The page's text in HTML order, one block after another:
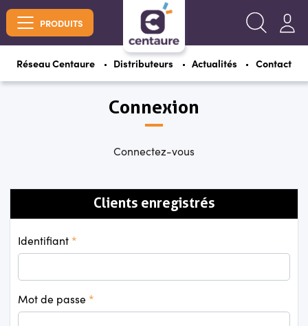
PRODUITS
Réseau Centaure Distributeurs Actualités Contact
Connexion
Connectez-vous
Clients enregistrés
Identifiant
Mot de passe